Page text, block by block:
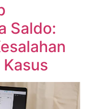
Saldo: